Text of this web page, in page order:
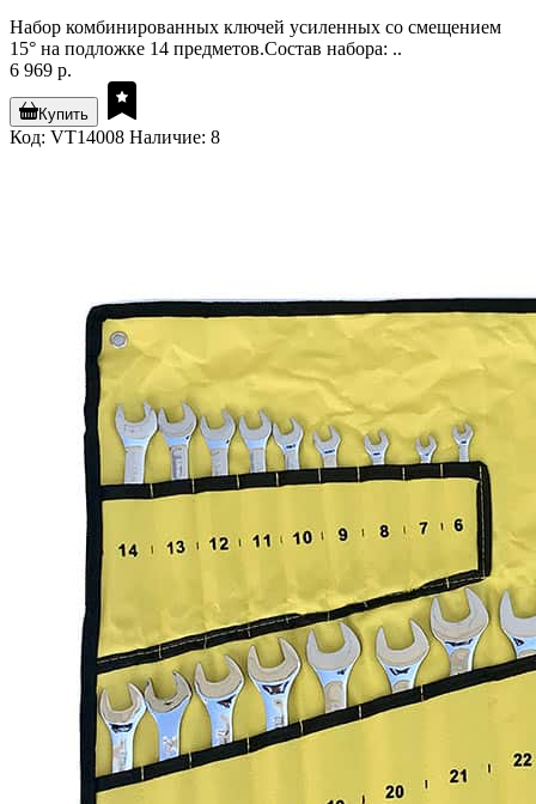
Набор комбинированных ключей усиленных со смещением
15° на подложке 14 предметов.Состав набора: ..
6 969 р.
Купить
Код: VT14008 Наличие: 8